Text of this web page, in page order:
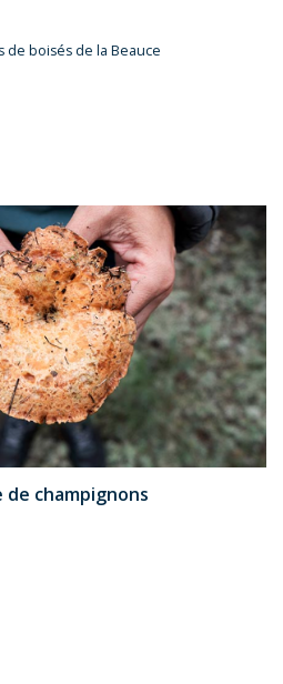
de boisés de la Beauce
champignons